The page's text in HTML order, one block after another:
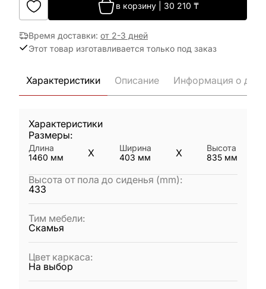
в корзину| 30 210 ₸
Время доставки: от 2-3 дней
Этот товар изготавливается только под заказ
Характеристики Описание Информация о
Характеристики
Размеры:
Длина
1460 мм X
Ширина
403 мм X
Высота
835 мм
Высота от пола до сиденья (mm):
433
Тим мебели:
Скамья
Цвет каркаса:
На выбор